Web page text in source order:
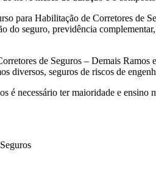
para Habilitação de Corretores de
do seguro, previdência
de Seguros – Demais
diversos, seguros de riscos de
é necessário ter maioridade e